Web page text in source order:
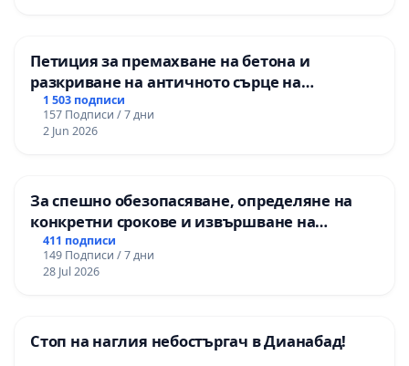
Петиция за премахване на бетона и
разкриване на античното сърце на
Могиланската могила във Враца
1 503 подписи
157 Подписи / 7 дни
2 Jun 2026
За спешно обезопасяване, определяне на
конкретни срокове и извършване на
цялостна рехабилитация на
републиканския път между пътен възел АМ
„Тракия“ - гр. Ихтиман - с. Мирово - к.к.
411 подписи
149 Подписи / 7 дни
28 Jul 2026
Стоп на наглия небостъргач в Дианабад!